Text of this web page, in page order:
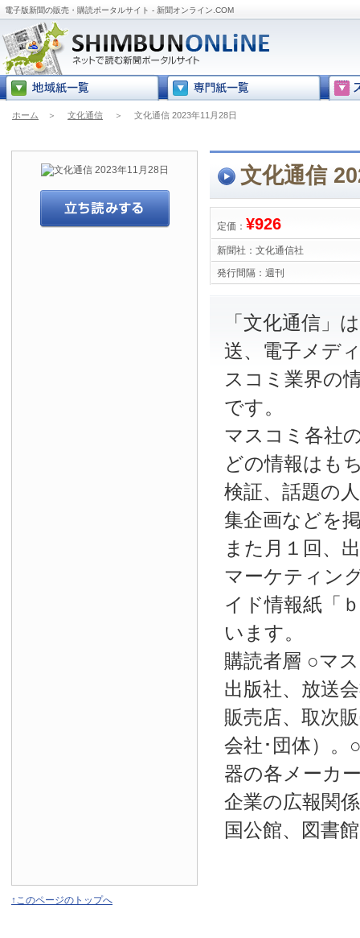
電子版新聞の販売・購読ポータルサイト - 新聞オンライン.COM
ホーム ＞ 文化通信 ＞ 文化通信 2023年11月28日
文化通信
定価： ¥926
新聞社： 文化通信社
発行間隔： 週刊
「文化通信」
送、電子メデ
スコミ業界の
です。
マスコミ各社
どの情報はも
検証、話題の
集企画などを
また月１回、
マーケティン
イド情報紙「
います。
購読者層 ○マ
出版社、放送
販売店、取次
会社･団体）。
器の各メーカ
企業の広報関
国公館、図書
↑このページのトップへ